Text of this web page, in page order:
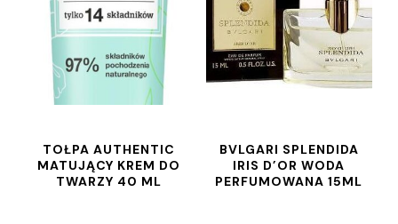
TOŁPA AUTHENTIC
MATUJĄCY KREM DO
TWARZY 40 ML
BVLGARI SPLENDIDA
IRIS D’OR WODA
PERFUMOWANA 15ML